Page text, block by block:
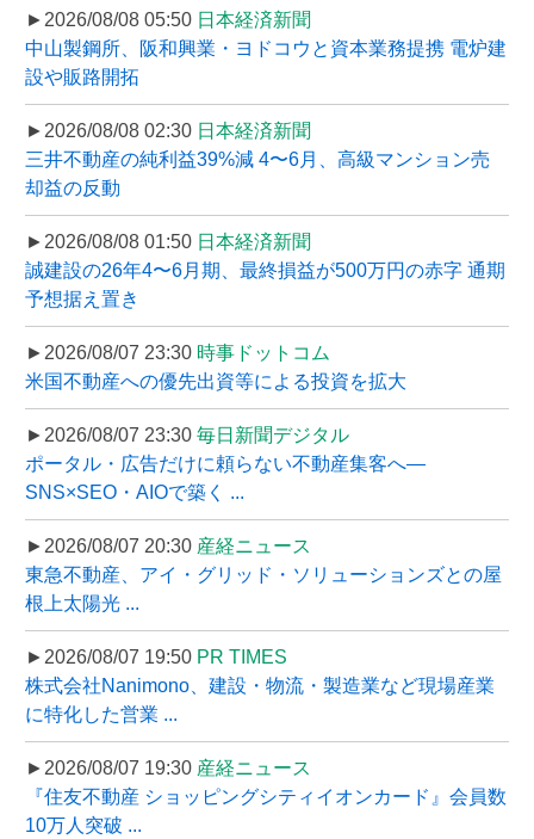
►2026/08/08 05:50 日本経済新聞
中山製鋼所、阪和興業・ヨドコウと資本業務提携 電炉建
設や販路開拓
►2026/08/08 02:30 日本経済新聞
三井不動産の純利益39%減 4〜6月、高級マンション売
却益の反動
►2026/08/08 01:50 日本経済新聞
誠建設の26年4〜6月期、最終損益が500万円の赤字 通期
予想据え置き
►2026/08/07 23:30 時事ドットコム
米国不動産への優先出資等による投資を拡大
►2026/08/07 23:30 毎日新聞デジタル
ポータル・広告だけに頼らない不動産集客へ―
SNS×SEO・AIOで築く ...
►2026/08/07 20:30 産経ニュース
東急不動産、アイ・グリッド・ソリューションズとの屋
根上太陽光 ...
►2026/08/07 19:50 PR TIMES
株式会社Nanimono、建設・物流・製造業など現場産業
に特化した営業 ...
►2026/08/07 19:30 産経ニュース
『住友不動産 ショッピングシティイオンカード』会員数
10万人突破 ...